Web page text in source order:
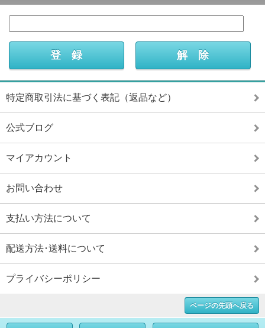
特定商取引法に基づく表記（返品など）
公式ブログ
マイアカウント
お問い合わせ
支払い方法について
配送方法･送料について
プライバシーポリシー
ページの先頭へ戻る